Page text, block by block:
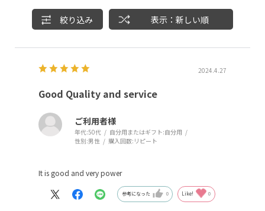
絞り込み 表示：新しい順
2024.4.27
Good Quality and service
ご利用者様
年代:50代 自分用またはギフト:自分用
性別:男性 購入回数: リピート
It is good and very power
参考になった 0 Like! 0